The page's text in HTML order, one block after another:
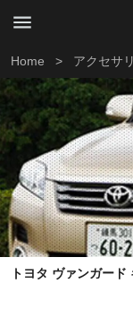
Home > アクセサ
トヨタ ヴァンガー